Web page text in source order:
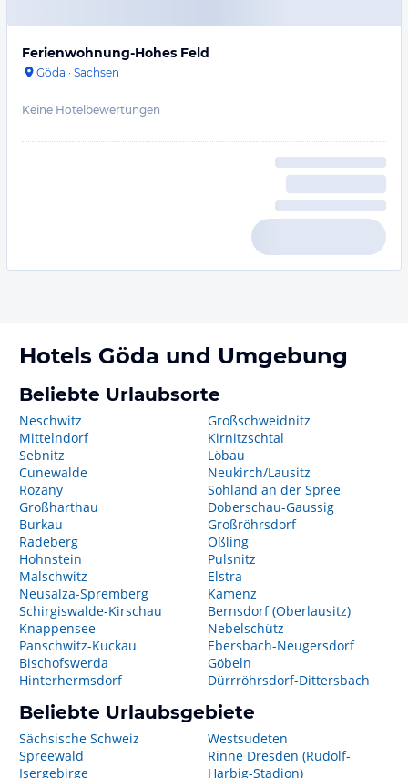
Ferienwohnung-Hohes Feld
Göda · Sachsen
Keine Hotelbewertungen
Hotels Göda und Umgebung
Beliebte Urlaubsorte
Neschwitz
Mittelndorf
Sebnitz
Cunewalde
Rozany
Großharthau
Burkau
Radeberg
Hohnstein
Malschwitz
Neusalza-Spremberg
Schirgiswalde-Kirschau
Knappensee
Panschwitz-Kuckau
Bischofswerda
Hinterhermsdorf
Großschweidnitz
Kirnitzschtal
Löbau
Neukirch/Lausitz
Sohland an der Spree
Doberschau-Gaussig
Großröhrsdorf
Oßling
Pulsnitz
Elstra
Kamenz
Bernsdorf (Oberlausitz)
Nebelschütz
Ebersbach-Neugersdorf
Göbeln
Dürrröhrsdorf-Dittersbach
Beliebte Urlaubsgebiete
Sächsische Schweiz
Spreewald
Isergebirge
Westsudeten
Rinne Dresden (Rudolf-
Harbig-Stadion)